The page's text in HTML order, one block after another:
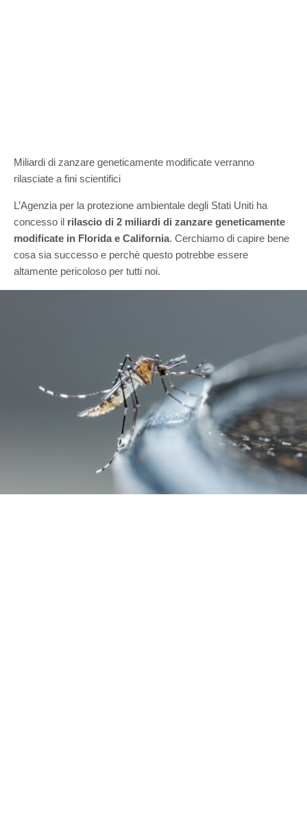
Miliardi di zanzare geneticamente modificate verranno
rilasciate a fini scientifici
L’Agenzia per la protezione ambientale degli Stati Uniti ha
concesso il rilascio di 2 miliardi di zanzare geneticamente
modificate in Florida e California. Cerchiamo di capire bene
cosa sia successo e perchè questo potrebbe essere
altamente pericoloso per tutti noi.